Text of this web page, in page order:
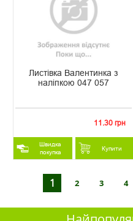
Листівка Валентинка з
наліпкою 047 057
11.30 грн
Швидка
покупка
Купити
1 2 3 4